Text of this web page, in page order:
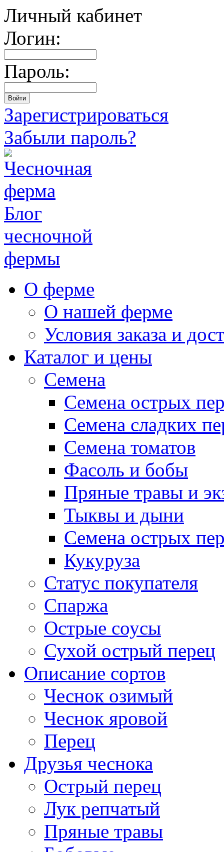
Личный кабинет
Логин:
Пароль:
Зарегистрироваться
Забыли пароль?
Блог
чесночной
фермы
О ферме
О нашей ферме
Условия заказа и
Каталог и цены
Семена
Семена острых
Семена сладких
Семена томатов
Фасоль и бобы
Пряные травы и
Тыквы и дыни
Семена острых
Кукуруза
Статус покупателя
Спаржа
Острые соусы
Сухой острый перец
Описание сортов
Чеснок озимый
Чеснок яровой
Перец
Друзья чеснока
Острый перец
Лук репчатый
Пряные травы